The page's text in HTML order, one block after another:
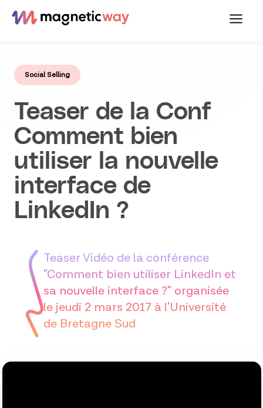
Par
Hervé
Publié le27 mars 2017
février 2024
1
min.
Social Selling
Teaser de la Conf
Comment bien
utiliser la nouvelle
interface de
LinkedIn ?
Teaser Vidéo de la conférence
"Comment bien utiliser LinkedIn et
sa nouvelle interface ?" organisée
le jeudi 2 mars 2017 à l'Université
de Bretagne Sud